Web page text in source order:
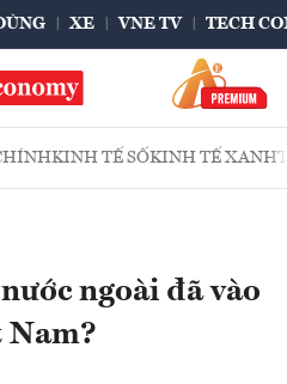
XE VNE TV TECH
KINH TẾ SỐKINH TẾ XANH
ngoài đã vào
Nam?